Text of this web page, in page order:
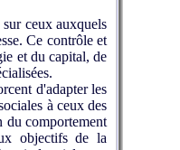
ceux auxquels
Ce contrôle et
et du capital, de
d'adapter les
à ceux des
du comportement
objectifs de la